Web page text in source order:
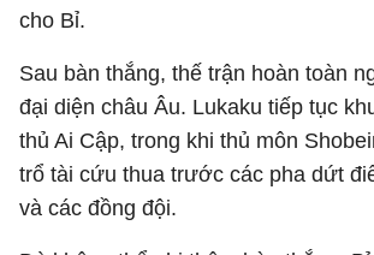
cho Bỉ.
Sau bàn thắng, thế trận hoàn toàn
đại diện châu Âu. Lukaku tiếp tục
thủ Ai Cập, trong khi thủ môn
trổ tài cứu thua trước các pha dứt
và các đồng đội.